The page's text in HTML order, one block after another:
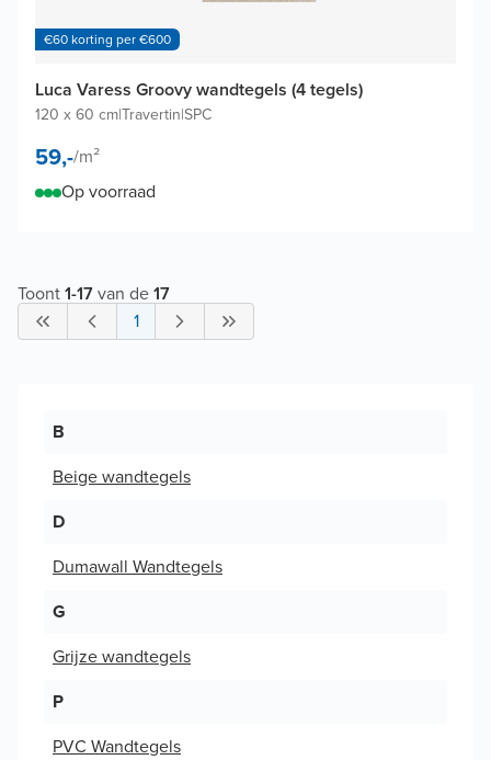
€60 korting per €600
Luca Varess Groovy wandtegels (4 tegels)
120 x 60 cm|Travertin|SPC
59,-/m²
Op voorraad
Toont1-17van de17
1
B
Beige wandtegels
D
Dumawall Wandtegels
G
Grijze wandtegels
P
PVC Wandtegels